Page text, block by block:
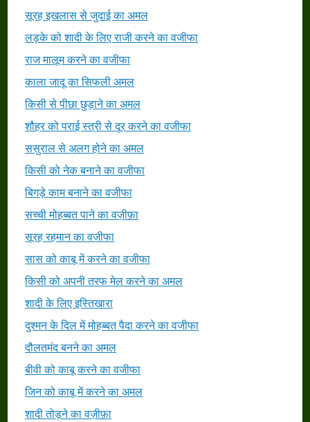
सूरह इखलास से जुदाई का अमल
लड़के को शादी के लिए राजी करने का वजीफा
राज मालूम करने का वजीफा
काला जादू का सिफली अमल
किसी से पीछा छुड़ाने का अमल
शौहर को पराई स्त्री से दूर करने का वजीफा
ससुराल से अलग होने का अमल
किसी को नेक बनाने का वजीफा
बिगड़े काम बनाने का वजीफा
सच्ची मोहब्बत पाने का वज़ीफ़ा
सूरह रहमान का वजीफा
सास को काबू में करने का वजीफा
किसी को अपनी तरफ मेल करने का अमल
शादी के लिए इस्तिखारा
दुश्मन के दिल में मोहब्बत पैदा करने का वजीफा
दौलतमंद बनने का अमल
बीवी को काबू करने का वजीफा
जिन को काबू में करने का अमल
शादी तोड़ने का वज़ीफ़ा